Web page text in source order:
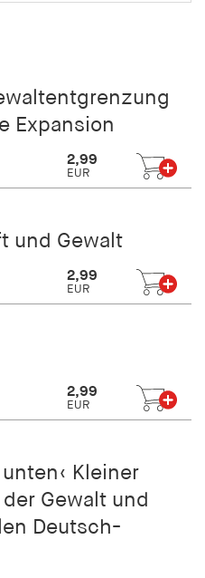
Expansion
2,99
EUR
und Gewalt
2,99
EUR
2,99
EUR
Kleiner
Gewalt und
Deutsch-